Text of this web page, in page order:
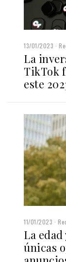
13/01/2023
La
TikTok
este
11/01/2023
La
únicas